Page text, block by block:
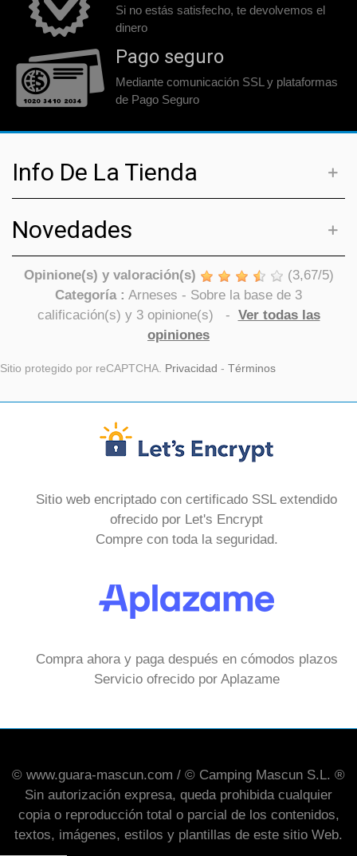
Si no estás satisfecho, te devolvemos el
dinero
Pago seguro
Mediante comunicación SSL y plataformas
de Pago Seguro
Info De La Tienda
Novedades
Opinione(s) y valoración(s) (3,67/5)
Categoría : Arneses - Sobre la base de 3
calificación(s) y 3opinione(s) - Ver todas las
opiniones
Sitio protegido por reCAPTCHA. Privacidad - Términos
Sitio web encriptado con certificado SSL extendido
ofrecido por Let's Encrypt
Compre con toda la seguridad.
Compra ahora y paga después en cómodos plazos
Servicio ofrecido por Aplazame
© www.guara-mascun.com / © Camping Mascun S.L. ®
Sin autorización expresa, queda prohibida cualquier
copia o reproducción total o parcial de los contenidos,
textos, imágenes, estilos y plantillas de este sitio Web.